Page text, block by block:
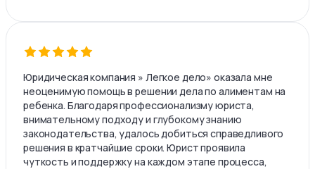
Юридическая компания » Легкое дело» оказала мне
неоценимую помощь в решении дела по алиментам на
ребенка. Благодаря профессионализму юриста,
внимательному подходу и глубокому знанию
законодательства, удалось добиться справедливого
решения в кратчайшие сроки. Юрист проявила
чуткость и поддержку на каждом этапе процесса,